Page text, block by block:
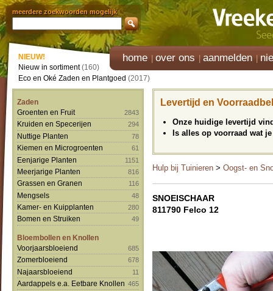
meerdere zoekwoorden mogelijk
home over ons aanmelden
NIEUW!
Nieuw in sortiment(160)
Eco en Oké Zaden en Plantgoed (2017)
Zaden
Groenten en Fruit
2843
Kruiden en Specerijen 294
Nuttige Planten 78
Kiemen en Microgroenten 61
Eenjarige Planten 1151
Meerjarige Planten 816
Grassen en Granen 116
Mengsels 48
Kamer- en Kuipplanten 280
Bomen en Struiken 49
Bloembollen en Knollen
Voorjaarsbloeiend
685
Zomerbloeiend 678
Najaarsbloeiend 11
Aardappels e.a. Eetbare Knollen 465
Levertijd en
Onze huidige levertijd
Is alles op voorraad wat
Hulp bij Tuinieren > Oogst- en
SNOEISCHAAR
811790 Felco 12